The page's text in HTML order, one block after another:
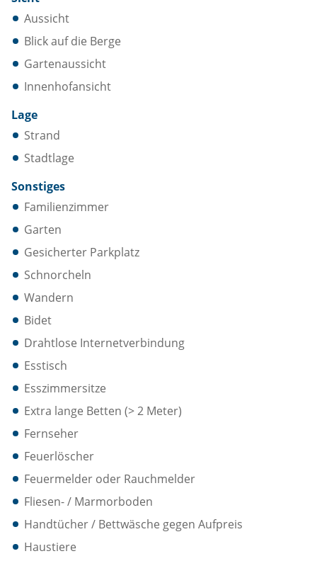
Aussicht
Blick auf die Berge
Gartenaussicht
Innenhofansicht
Lage
Strand
Stadtlage
Sonstiges
Familienzimmer
Garten
Gesicherter Parkplatz
Schnorcheln
Wandern
Bidet
Drahtlose Internetverbindung
Esstisch
Esszimmersitze
Extra lange Betten (> 2 Meter)
Fernseher
Feuerlöscher
Feuermelder oder Rauchmelder
Fliesen- / Marmorboden
Handtücher / Bettwäsche gegen Aufpreis
Haustiere